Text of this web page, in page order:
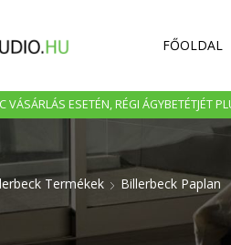
FŐOLDAL
VÁSÁRLÁS ESETÉN, RÉGI ÁGYBETÉTJÉT
Termékek Billerbeck Paplan